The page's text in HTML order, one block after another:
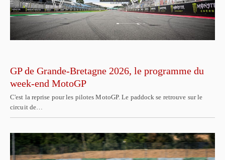
GP de Grande-Bretagne 2026, le programme du
week-end MotoGP
C'est la reprise pour les pilotes MotoGP. Le paddock se retrouve sur le
circuit de…